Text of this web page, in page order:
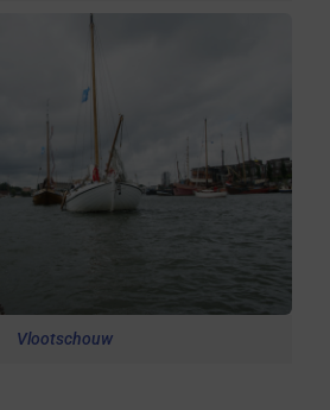
Vlootschouw